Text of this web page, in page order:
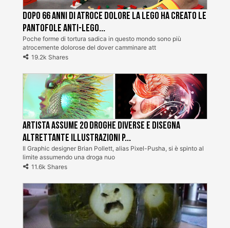
Dopo 66 anni di atroce dolore la Lego ha creato le
pantofole Anti-Lego...
Poche forme di tortura sadica in questo mondo sono più
atrocemente dolorose del dover camminare att
19.2k Shares
Artista assume 20 droghe diverse e disegna
altrettante illustrazioni p...
Il Graphic designer Brian Pollett, alias Pixel-Pusha, si è spinto al
limite assumendo una droga nuo
11.6k Shares